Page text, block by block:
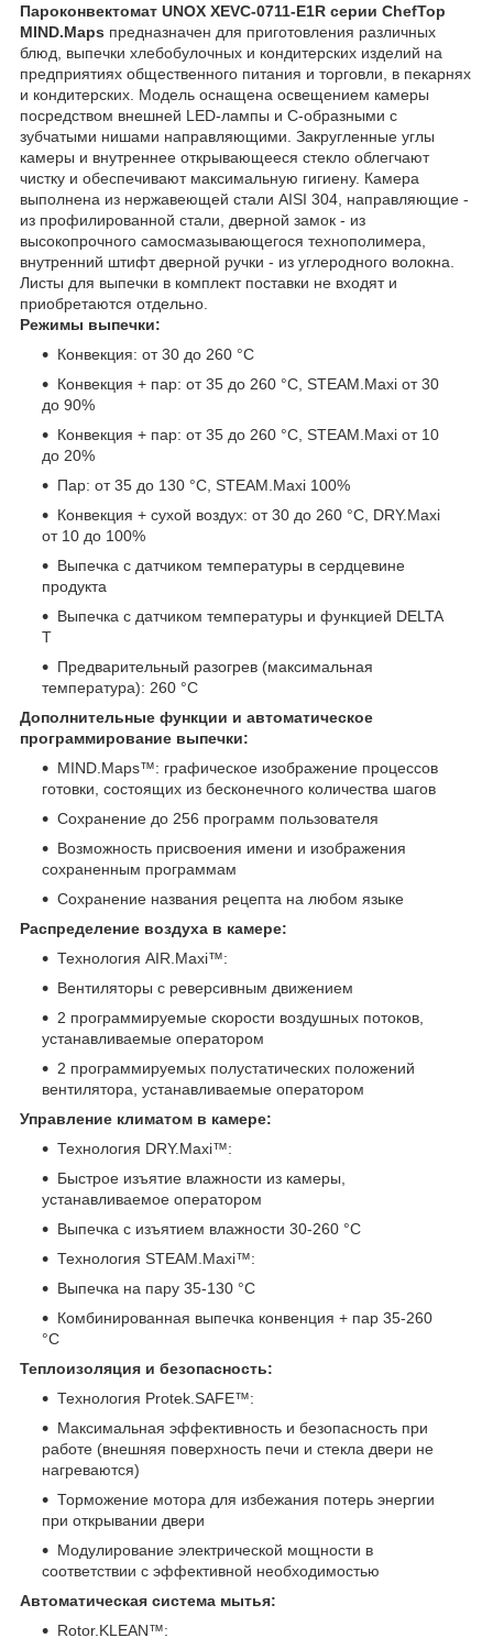
Пароконвектомат UNOX XEVC-0711-E1R серии ChefTop
MIND.Maps предназначен для приготовления различных
блюд, выпечки хлебобулочных и кондитерских изделий на
предприятиях общественного питания и торговли, в пекарнях
и кондитерских. Модель оснащена освещением камеры
посредством внешней LED-лампы и C-образными с
зубчатыми нишами направляющими. Закругленные углы
камеры и внутреннее открывающееся стекло облегчают
чистку и обеспечивают максимальную гигиену. Камера
выполнена из нержавеющей стали AISI 304, направляющие -
из профилированной стали, дверной замок - из
высокопрочного самосмазывающегося технополимера,
внутренний штифт дверной ручки - из углеродного волокна.
Листы для выпечки в комплект поставки не входят и
приобретаются отдельно.
​Режимы выпечки:
Конвекция: от 30 до 260 °C
Конвекция + пар: от 35 до 260 °C, STEAM.Maxi от 30
до 90%
Конвекция + пар: от 35 до 260 °C, STEAM.Maxi от 10
до 20%
Пар: от 35 до 130 °C, STEAM.Maxi 100%
Конвекция + сухой воздух: от 30 до 260 °C, DRY.Maxi
от 10 до 100%
Выпечка с датчиком температуры в сердцевине
продукта
Выпечка с датчиком температуры и функцией DELTA
T
Предварительный разогрев (максимальная
температура): 260 °С
Дополнительные функции и автоматическое
программирование выпечки:
MIND.Maps™: графическое изображение процессов
готовки, состоящих из бесконечного количества шагов
Сохранение до 256 программ пользователя
Возможность присвоения имени и изображения
сохраненным программам
Сохранение названия рецепта на любом языке
Распределение воздуха в камере:
Технология AIR.Maxi™:
Вентиляторы с реверсивным движением
2 программируемые скорости воздушных потоков,
устанавливаемые оператором
2 программируемых полустатических положений
вентилятора, устанавливаемые оператором
Управление климатом в камере:
Технология DRY.Maxi™:
Быстрое изъятие влажности из камеры,
устанавливаемое оператором
Выпечка с изъятием влажности 30-260 °С
Технология STEAM.Maxi™:
Выпечка на пару 35-130 °C
Комбинированная выпечка конвенция + пар 35-260
°C
Теплоизоляция и безопасность:
Технология Protek.SAFE™:
Максимальная эффективность и безопасность при
работе (внешняя поверхность печи и стекла двери не
нагреваются)
Торможение мотора для избежания потерь энергии
при открывании двери
Модулирование электрической мощности в
соответствии с эффективной необходимостью
Автоматическая система мытья:
Rotor.KLEAN™: